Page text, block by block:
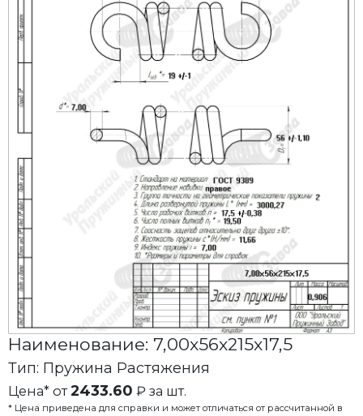
Наименование: 7,00x56x215x17,5
Тип: Пружина Растяжения
Цена* от2433.60 ₽ за шт.
* Цена приведена для справки и может отличаться от рассчитанной в